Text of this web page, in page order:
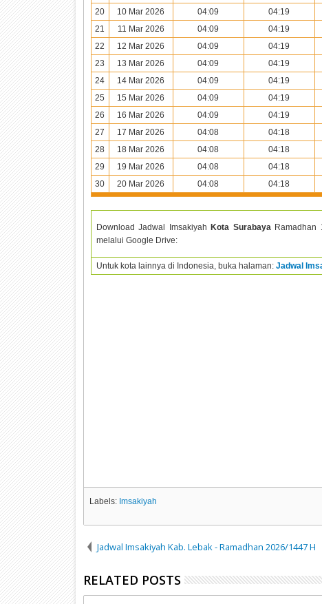
20
10 Mar 2026 04:09 04:19
21
11 Mar 2026 04:09 04:19
22
12 Mar 2026 04:09 04:19
23
13 Mar 2026 04:09 04:19
24
14 Mar 2026 04:09 04:19
25
15 Mar 2026 04:09 04:19
26
16 Mar 2026 04:09 04:19
27
17 Mar 2026 04:08 04:18
28
18 Mar 2026 04:08 04:18
29
19 Mar 2026 04:08 04:18
30
20 Mar 2026 04:08 04:18
Download Jadwal ImsakiyahKota Surabaya Ramadhan
melalui Google Drive:
Untuk kota lainnya di Indonesia, buka halaman: Jadwal
Labels: Imsakiyah
Jadwal Imsakiyah Kab. Lebak - Ramadhan 2026/1447 H
RELATED POSTS